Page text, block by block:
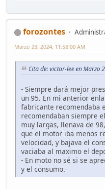
forozontes
Marzo 23, 2024, 11:58:00 AM
Cita de: victor-lee en Marzo
- Siempre dará mejor
un 95. En mi anterior
fabricante recomendaba
recomendaban siempre
muy largas, llenava de
que el motor iba menos
velocidad, y bajava el
vaciaba al maximo el
- En moto no sé si se
y el consumo.